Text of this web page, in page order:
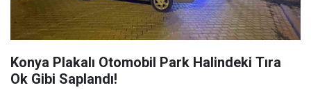
Konya Plakalı Otomobil Park Halindeki Tıra
Ok Gibi Saplandı!